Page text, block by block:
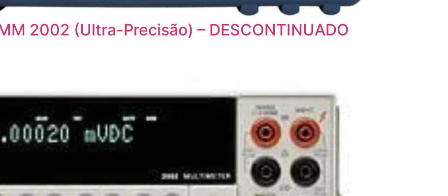
2002 (Ultra-Precisão) – DESCONTINUADO